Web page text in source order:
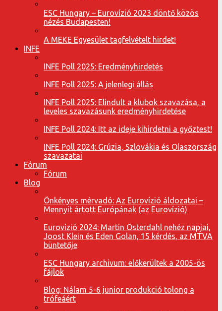
ESC Hungary – Eurovízió 2023 döntő közös
nézés Budapesten!
A MEKE Egyesület tagfelvételt hirdet!
INFE
INFE Poll 2025: Eredményhirdetés
INFE Poll 2025: A jelenlegi állás
INFE Poll 2025: Elindult a klubok szavazása, a
leveles szavazásunk eredményhirdetése
INFE Poll 2024: Itt az ideje kihirdetni a győztest!
INFE Poll 2024: Grúzia, Szlovákia és Olaszország
szavazatai
Fórum
Fórum
Blog
Önkényes mérvadó: Az Eurovízió áldozatai –
Mennyit ártott Európának (az Eurovízió)
Eurovízió 2024: Martin Österdahl nehéz napjai,
Joost Klein és Eden Golan, 15 kérdés, az MTVA
büntetője
ESC Hungary archivum: előkerültek a 2005-ös
fájlok
Blog: Nálam 5-6 junior produkció tolong a
trófeáért